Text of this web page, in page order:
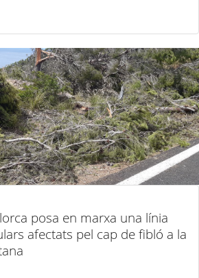
posa en marxa una línia
afectats pel cap de fibló a la